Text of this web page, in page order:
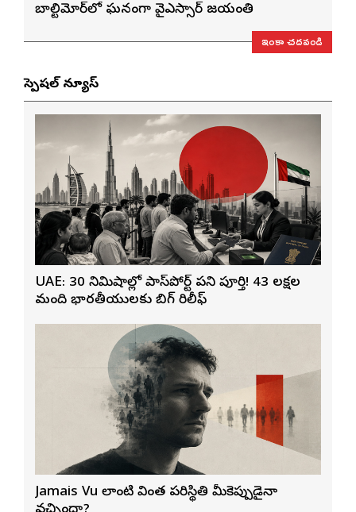
బాల్టిమోర్‌లో ఘనంగా వైఎస్సార్‌ జయంతి
ఇంకా చదవండి
స్పెషల్ న్యూస్
UAE: 30 నిమిషాల్లో పాస్‌పోర్ట్ పని పూర్తి! 43 లక్షల
మంది భారతీయులకు బిగ్ రిలీఫ్
Jamais Vu లాంటి వింత పరిస్థితి మీకెప్పుడైనా